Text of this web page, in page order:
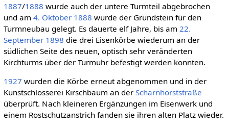
1887/1888 wurde auch der untere Turmteil abgebrochen
und am 4. Oktober 1888 wurde der Grundstein für den
Turmneubau gelegt. Es dauerte elf Jahre, bis am 22.
September 1898 die drei Eisenkörbe wiederum an der
südlichen Seite des neuen, optisch sehr veränderten
Kirchturms über der Turmuhr befestigt werden konnten.
1927 wurden die Körbe erneut abgenommen und in der
Kunstschlosserei Kirschbaum an der Scharnhorststraße
überprüft. Nach kleineren Ergänzungen im Eisenwerk und
einem Rostschutzanstrich fanden sie ihren alten Platz wieder.